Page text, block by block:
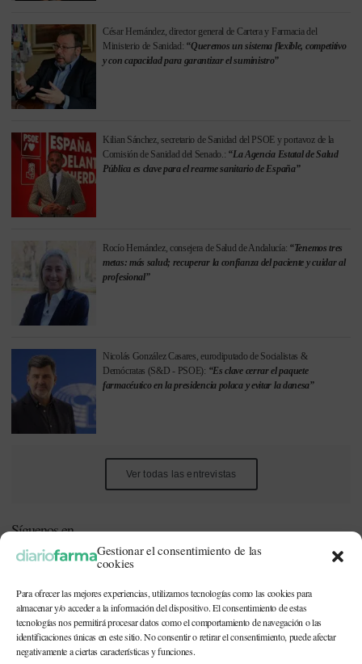
Gestionar el consentimiento de las
cookies
Para ofrecer las mejores experiencias, utilizamos tecnologías como las cookies para
almacenar y/o acceder a la información del dispositivo. El consentimiento de estas
tecnologías nos permitirá procesar datos como el comportamiento de navegación o las
identificaciones únicas en este sitio. No consentir o retirar el consentimiento, puede afectar
negativamente a ciertas características y funciones.
César Hernández, director general de Cartera y Farmacia del
Ministerio de Sanidad: “Queremos un sistema flexible, competitivo
y con capacidad para garantizar el suministro”
Kilian Sánchez, secretario de Sanidad del PSOE y portavoz de la
Comisión de Sanidad del Senado.: “La Agencia Estatal de Salud
Pública es clave para el rearme sanitario de España”
Rocío Hernández, consejera de Salud de Andalucía: “Tenemos tres
metas: más salud; recuperar la confianza del paciente y cuidar al
profesional”
Nicolás González Casares, eurodiputado de Socialistas &
Demócratas (S&D - PSOE): “Es clave cerrar el paquete
farmacéutico en la presidencia polaca y evitar la danesa”
Ver todas las entrevistas
Síguenos en
Este periódico está dirigido a profesionales sanitarios (médicos,
enfermeros, farmacéuticos) implicados en la prescripción o